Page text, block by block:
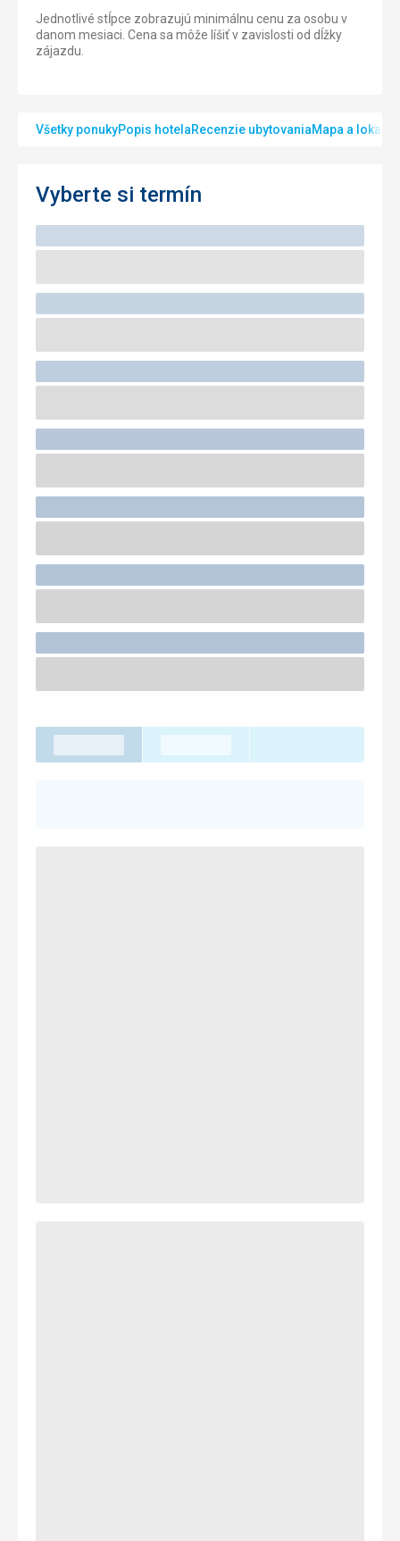
Jednotlivé stĺpce zobrazujú minimálnu cenu za osobu v
danom mesiaci. Cena sa môže líšiť v zavislosti od dĺžky
zájazdu.
Všetky ponukyPopis hotelaRecenzie ubytovaniaMapa a lokalita
Vyberte si termín